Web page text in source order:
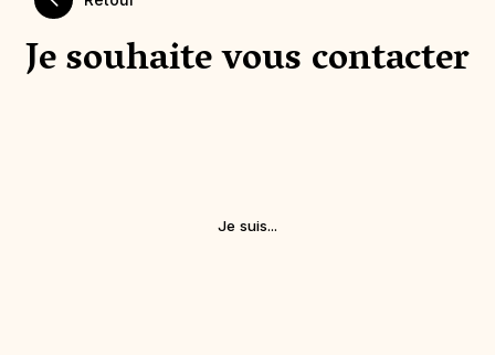
Je souhaite vous contacter
Je suis...